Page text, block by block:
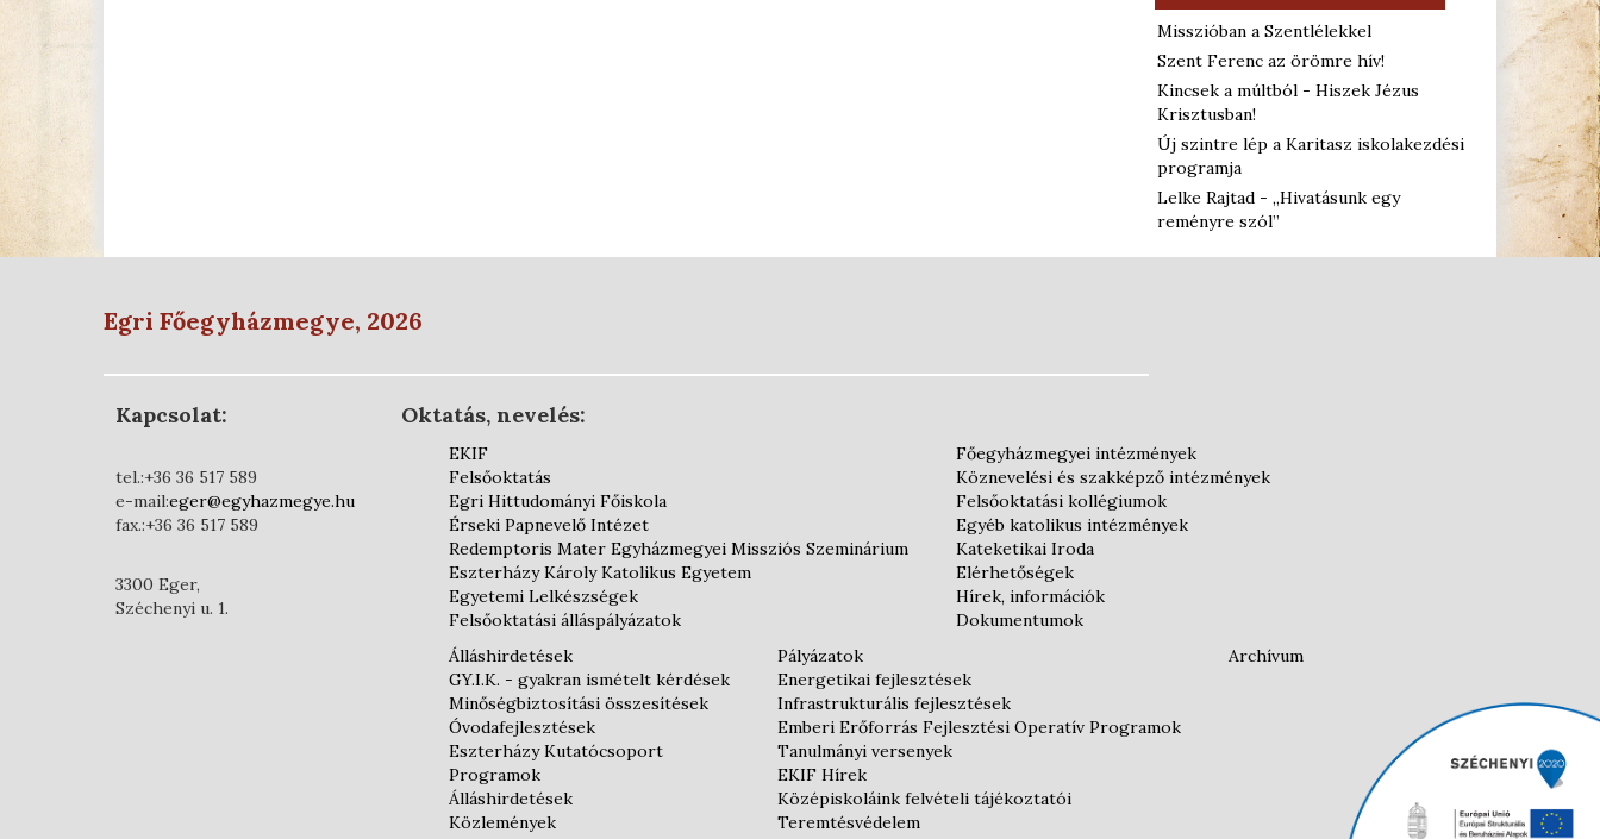
Misszióban a Szentlélekkel
Szent Ferenc az örömre hív!
Kincsek a múltból - Hiszek Jézus
Krisztusban!
Új szintre lép a Karitasz iskolakezdési
programja
Lelke Rajtad - „Hivatásunk egy
reményre szól”
Egri Főegyházmegye, 2026
Kapcsolat:
tel.:+36 36 517 589
e-mail:eger@egyhazmegye.hu
fax.:+36 36 517 589
3300 Eger,
Széchenyi u. 1.
Oktatás, nevelés:
EKIF
Felsőoktatás
Egri Hittudományi Főiskola
Érseki Papnevelő Intézet
Redemptoris Mater Egyházmegyei Missziós Szeminárium
Eszterházy Károly Katolikus Egyetem
Egyetemi Lelkészségek
Felsőoktatási álláspályázatok
Főegyházmegyei intézmények
Köznevelési és szakképző intézmények
Felsőoktatási kollégiumok
Egyéb katolikus intézmények
Kateketikai Iroda
Elérhetőségek
Hírek, információk
Dokumentumok
Álláshirdetések
GY.I.K. - gyakran ismételt kérdések
Minőségbiztosítási összesítések
Óvodafejlesztések
Eszterházy Kutatócsoport
Programok
Álláshirdetések
Közlemények
Pályázatok
Energetikai fejlesztések
Infrastrukturális fejlesztések
Emberi Erőforrás Fejlesztési Operatív Programok
Tanulmányi versenyek
EKIF Hírek
Középiskoláink felvételi tájékoztatói
Teremtésvédelem
Archívum